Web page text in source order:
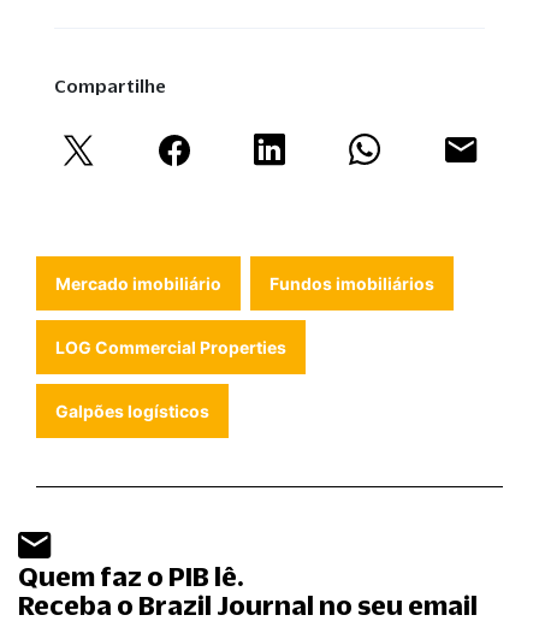
Compartilhe
Mercado imobiliário Fundos imobiliários
LOG Commercial Properties
Galpões logísticos
Quem faz o PIB lê.
Receba o Brazil Journal no seu email